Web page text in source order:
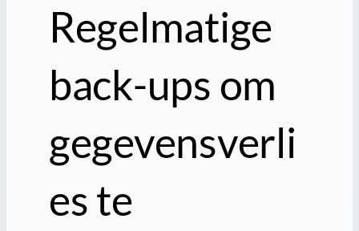
Regelmatige
back-ups om
gegevensverli
es te